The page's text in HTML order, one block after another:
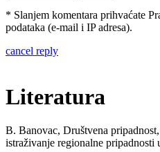
* Slanjem komentara prihvaćate
podataka (e-mail i IP adresa).
cancel reply
Literatura
B. Banovac, Društvena
istraživanje regionalne pripadnosti